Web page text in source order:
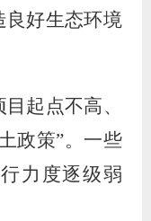
良好生态环境
起点不高、
政策”。一些
力度逐级弱